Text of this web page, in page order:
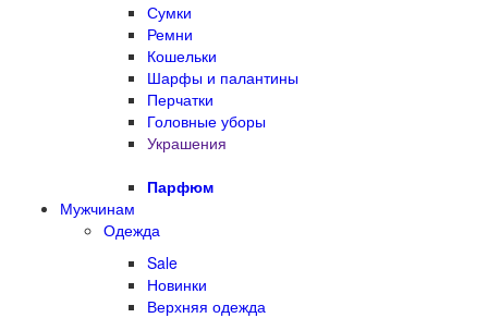
Сумки
Ремни
Кошельки
Шарфы и палантины
Перчатки
Головные уборы
Украшения
Парфюм
Мужчинам
Одежда
Sale
Новинки
Верхняя одежда